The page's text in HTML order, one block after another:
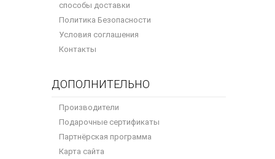
способы доставки
Политика Безопасности
Условия соглашения
Контакты
ДОПОЛНИТЕЛЬНО
Производители
Подарочные сертификаты
Партнёрская программа
Карта сайта